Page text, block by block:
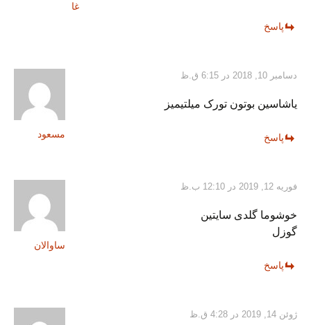
غا
پاسخ
مسعود
دسامبر 10, 2018 در 6:15 ق.ظ
یاشاسین بوتون تورک میلتیمیز
پاسخ
ساوالان
فوریه 12, 2019 در 12:10 ب.ظ
خوشوما گلدی سایتین
گوزل
پاسخ
ژوئن 14, 2019 در 4:28 ق.ظ